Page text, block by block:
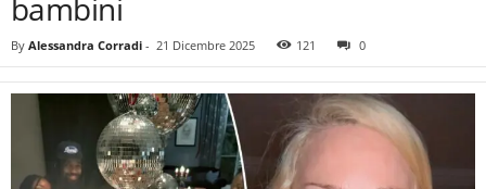
bambini
By Alessandra Corradi - 21 Dicembre 2025 121 0